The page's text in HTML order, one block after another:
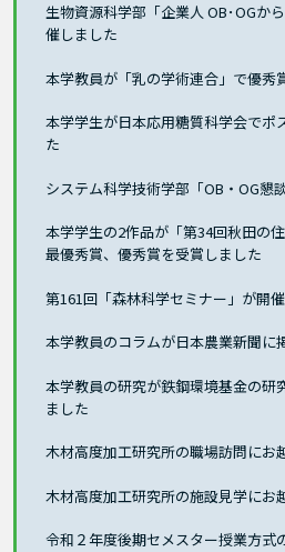
生物資源科学部「企業人 OB･OGか
催しました
本学教員が「乳の学術連合」で優秀
本学学生が日本応用糖質科学会でポ
た
システム科学技術学部「OB・OG懇
本学学生の2作品が「第34回秋田の
最優秀賞、優秀賞を受賞しました
第161回「森林科学セミナー」が開
本学教員のコラムが日本農業新聞に
本学教員の研究が鉄鋼環境基金の研
ました
木材高度加工研究所の職場訪問にお
木材高度加工研究所の施設見学にお
令和２年度後期セメスター授業方式